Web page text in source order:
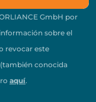
GmbH por
sobre el
revocar este
conocida
aquí.